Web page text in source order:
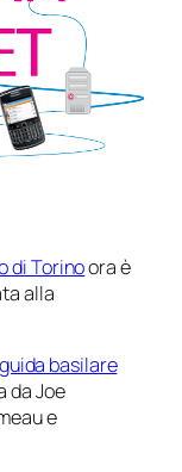
di Torinoora è
alla
basilare
da Joe
e